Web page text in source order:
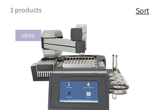
3 products Sort
visto